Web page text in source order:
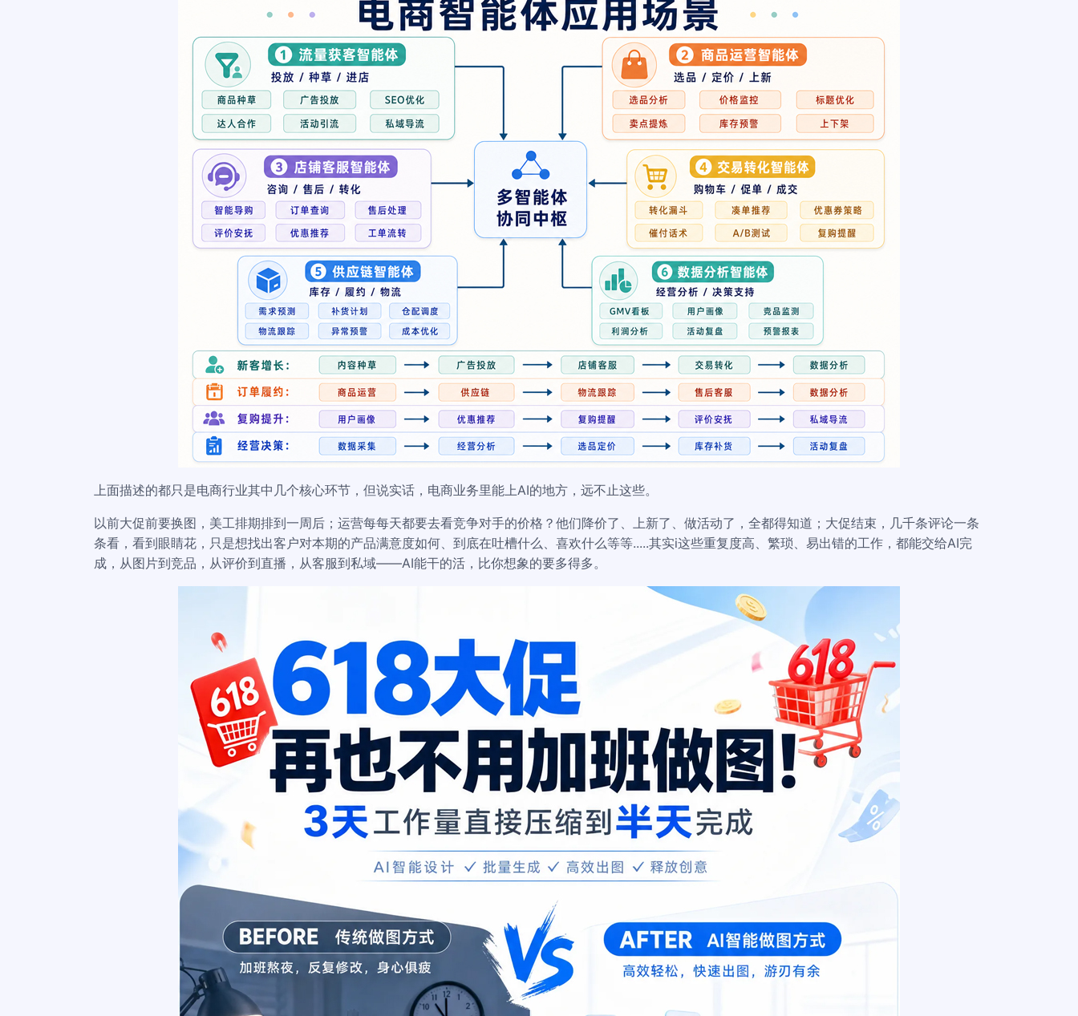
上面描述的都只是电商行业其中几个核心环节，但说实话，电商业务里能上AI的地方，远不止这些。
以前大促前要换图，美工排期排到一周后；运营每每天都要去看竞争对手的价格？他们降价了、上新了、做活动了，全都得知道；大促结束，几千条评论一条
条看，看到眼睛花，只是想找出客户对本期的产品满意度如何、到底在吐槽什么、喜欢什么等等.....其实i这些重复度高、繁琐、易出错的工作，都能交给AI完
成，从图片到竞品，从评价到直播，从客服到私域——AI能干的活，比你想象的要多得多。